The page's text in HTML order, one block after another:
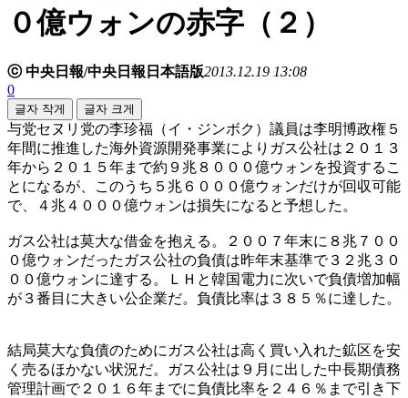
０億ウォンの赤字（２）
ⓒ 中央日報/中央日報日本語版2013.12.19 13:08
0
글자 작게 글자 크게
与党セヌリ党の李珍福（イ・ジンボク）議員は李明博政権５
年間に推進した海外資源開発事業によりガス公社は２０１３
年から２０１５年まで約９兆８０００億ウォンを投資するこ
とになるが、このうち５兆６０００億ウォンだけが回収可能
で、４兆４０００億ウォンは損失になると予想した。
ガス公社は莫大な借金を抱える。２００７年末に８兆７００
０億ウォンだったガス公社の負債は昨年末基準で３２兆３０
００億ウォンに達する。ＬＨと韓国電力に次いで負債増加幅
が３番目に大きい公企業だ。負債比率は３８５％に達した。
結局莫大な負債のためにガス公社は高く買い入れた鉱区を安
く売るほかない状況だ。ガス公社は９月に出した中長期債務
管理計画で２０１６年までに負債比率を２４６％まで引き下